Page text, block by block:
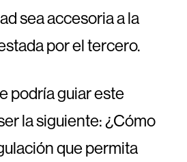
sea accesoria a la
por el tercero.
podría guiar este
la siguiente: ¿Cómo
que permita